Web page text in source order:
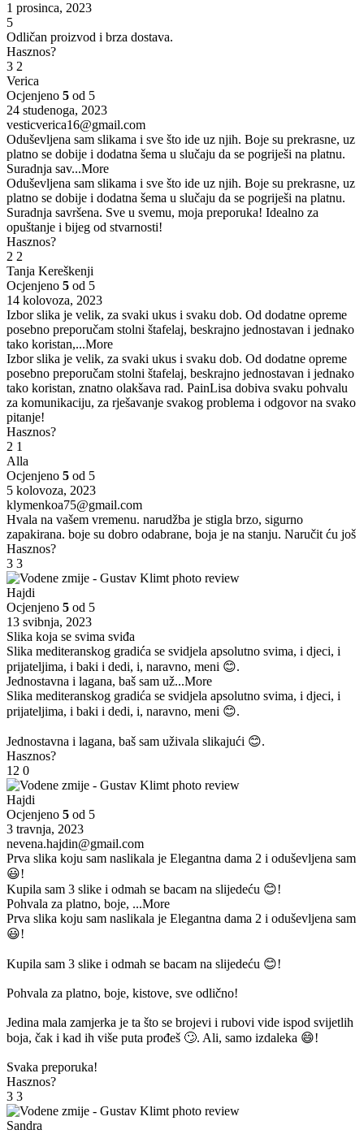
1 prosinca, 2023
5
Odličan proizvod i brza dostava.
Hasznos?
3 2
Verica
Ocjenjeno 5 od 5
24 studenoga, 2023
vesticverica16@gmail.com
Oduševljena sam slikama i sve što ide uz njih. Boje su prekrasne, uz
platno se dobije i dodatna šema u slučaju da se pogriješi na platnu.
Suradnja sav...More
Oduševljena sam slikama i sve što ide uz njih. Boje su prekrasne, uz
platno se dobije i dodatna šema u slučaju da se pogriješi na platnu.
Suradnja savršena. Sve u svemu, moja preporuka! Idealno za
opuštanje i bijeg od stvarnosti!
Hasznos?
2 2
Tanja Kereškenji
Ocjenjeno 5 od 5
14 kolovoza, 2023
Izbor slika je velik, za svaki ukus i svaku dob. Od dodatne opreme
posebno preporučam stolni štafelaj, beskrajno jednostavan i jednako
tako koristan,...More
Izbor slika je velik, za svaki ukus i svaku dob. Od dodatne opreme
posebno preporučam stolni štafelaj, beskrajno jednostavan i jednako
tako koristan, znatno olakšava rad. PainLisa dobiva svaku pohvalu
za komunikaciju, za rješavanje svakog problema i odgovor na svako
pitanje!
Hasznos?
2 1
Alla
Ocjenjeno 5 od 5
5 kolovoza, 2023
klymenkoa75@gmail.com
Hvala na vašem vremenu. narudžba je stigla brzo, sigurno
zapakirana. boje su dobro odabrane, boja je na stanju. Naručit ću još
Hasznos?
3 3
Hajdi
Ocjenjeno 5 od 5
13 svibnja, 2023
Slika koja se svima sviđa
Slika mediteranskog gradića se svidjela apsolutno svima, i djeci, i
prijateljima, i baki i dedi, i, naravno, meni 😊.
Jednostavna i lagana, baš sam už...More
Slika mediteranskog gradića se svidjela apsolutno svima, i djeci, i
prijateljima, i baki i dedi, i, naravno, meni 😊.
Jednostavna i lagana, baš sam uživala slikajući 😊.
Hasznos?
12 0
Hajdi
Ocjenjeno 5 od 5
3 travnja, 2023
nevena.hajdin@gmail.com
Prva slika koju sam naslikala je Elegantna dama 2 i oduševljena sam
😃!
Kupila sam 3 slike i odmah se bacam na slijedeću 😊!
Pohvala za platno, boje, ...More
Prva slika koju sam naslikala je Elegantna dama 2 i oduševljena sam
😃!
Kupila sam 3 slike i odmah se bacam na slijedeću 😊!
Pohvala za platno, boje, kistove, sve odlično!
Jedina mala zamjerka je ta što se brojevi i rubovi vide ispod svijetlih
boja, čak i kad ih više puta prođeš 🙄. Ali, samo izdaleka 😄!
Svaka preporuka!
Hasznos?
3 3
Sandra